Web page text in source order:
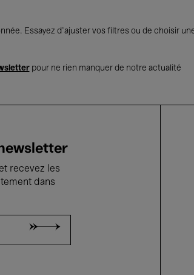
Essayez d’ajuster vos filtres ou de choisir
pour ne rien manquer de notre actualité
recevez les
dans